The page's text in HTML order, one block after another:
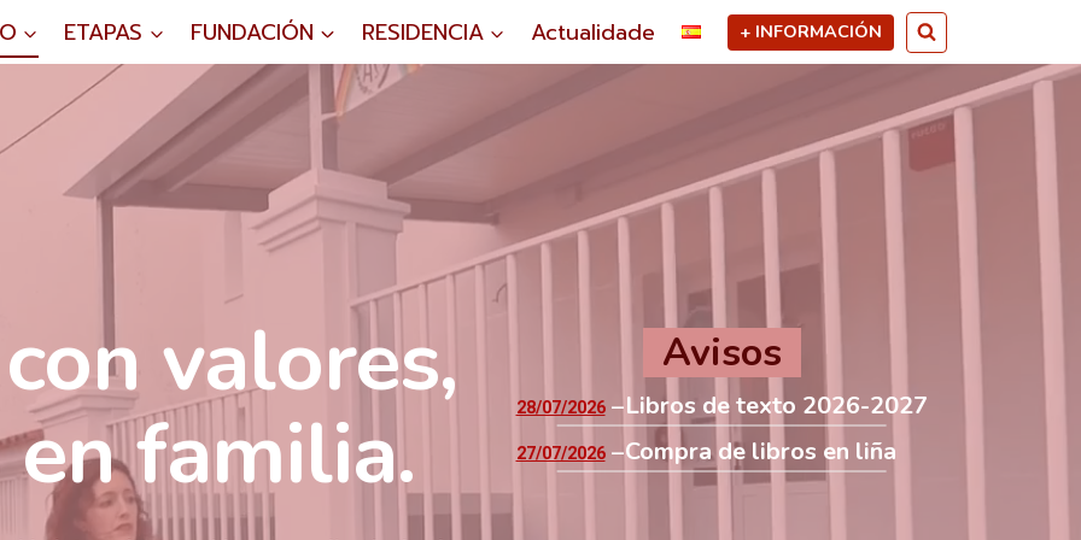
ETAPAS FUNDACIÓN RESIDENCIA Actualidade + INFORMACIÓN
valores,
familia.
Avisos
28/07/2026 Libros de texto 2026-2027
27/07/2026 Compra de libros en liña